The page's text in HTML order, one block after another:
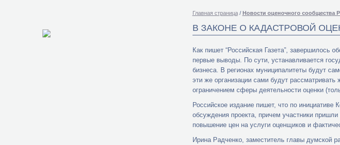
Главная страница / Новости оценочного сообщества
В ЗАКОНЕ О КАДАСТРОВОЙ
Как пишет “Российская Газета”, завершилось
первые выводы. По сути, устанавливается
бизнеса. В регионах муниципалитеты будут
эти же организации сами будут
ограничением сферы деятельности оценки
Российское издание пишет, что по
обсуждения проекта, причем участники
повышение цен на услуги оценщиков и
Ирина Радченко, заместитель главы думской